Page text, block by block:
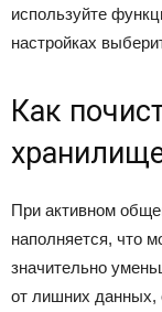
используйте
настройках
Как
При активном
наполняется, что
значительно
от лишних данных,